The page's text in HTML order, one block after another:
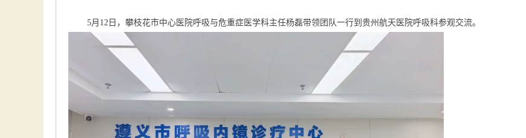
5月12日，攀枝花市中心医院呼吸与危重症医学科主任杨磊带领团队一行到贵州航天医院呼吸科参观交流。